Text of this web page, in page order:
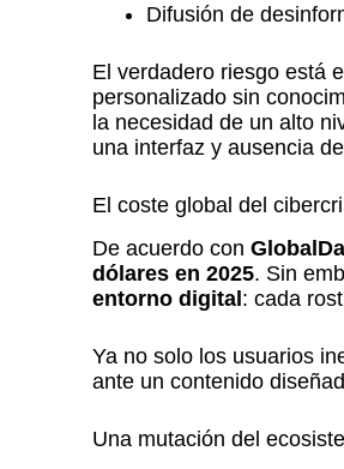
Difusión de
El verdadero riesgo está
personalizado sin
la necesidad de un alto
una interfaz y ausencia
El coste global del
De acuerdo con
dólares en 2025. Sin
entorno digital : cada
Ya no solo los usuarios
ante un contenido
Una mutación del